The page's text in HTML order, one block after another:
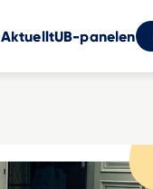
AktuelltUB-panelen